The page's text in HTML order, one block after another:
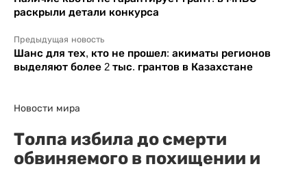
раскрыли детали конкурса
Предыдущая новость
Шанс для тех, кто не прошел: акиматы регионов
выделяют более 2 тыс. грантов в Казахстане
Новости мира
Толпа избила до смерти
обвиняемого в похищении и